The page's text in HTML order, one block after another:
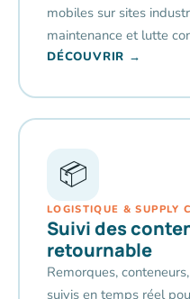
mobiles sur sites
maintenance et lutte
DÉCOUVRIR →
📦
LOGISTIQUE & SUPPLY
Suivi des
retournable
Remorques,
suivis en temps réel